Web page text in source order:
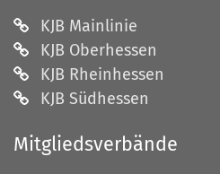
KJB Mainlinie
KJB Oberhessen
KJB Rheinhessen
KJB Südhessen
Mitgliedsverbände